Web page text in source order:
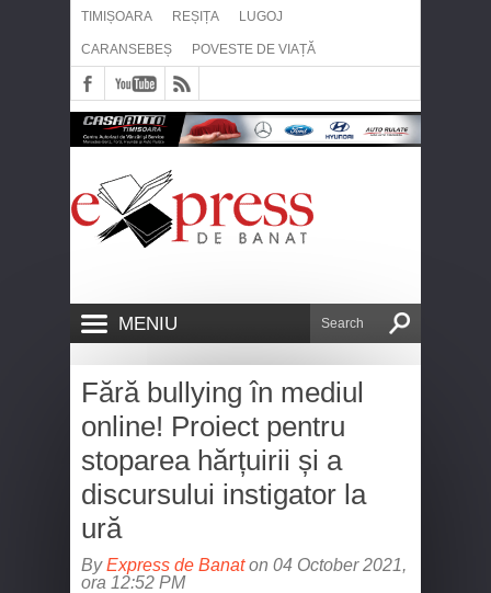
TIMIȘOARA REȘIȚA LUGOJ
CARANSEBEȘ POVESTE DE VIAȚĂ
MENIU
Fără bullying în mediul
online! Proiect pentru
stoparea hărțuirii și a
discursului instigator la
ură
ByExpress de Banaton 04 October 2021,
ora 12:52 PM